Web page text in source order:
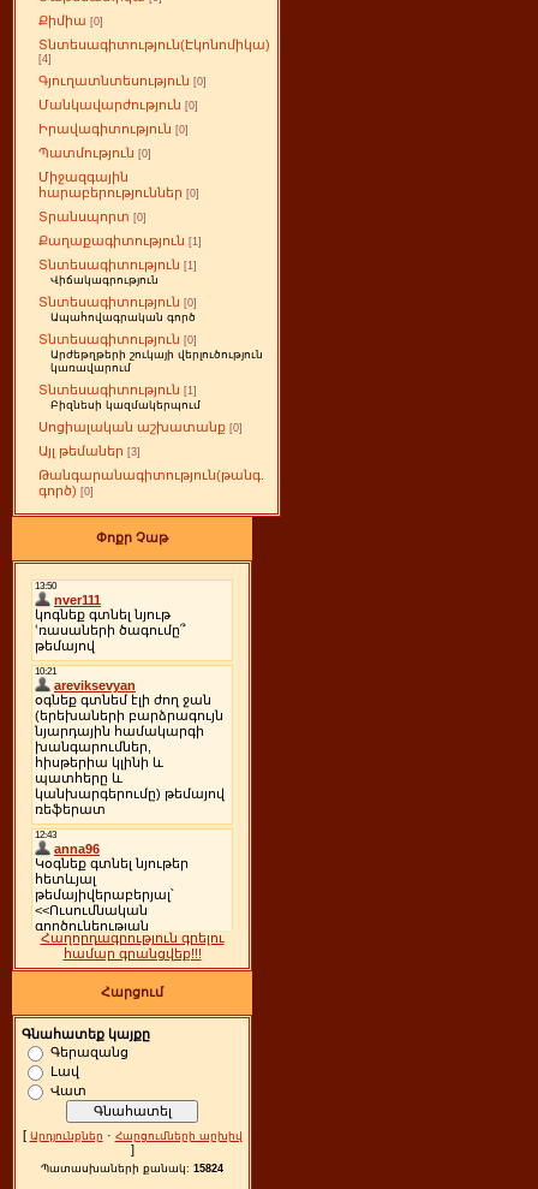
Քիմիա [0]
Տնտեսագիտություն(Էկոնոմիկա)
[4]
Գյուղատնտեսություն [0]
Մանկավարժություն [0]
Իրավագիտություն [0]
Պատմություն [0]
Միջազգային
հարաբերություններ [0]
Տրանսպորտ [0]
Քաղաքագիտություն [1]
Տնտեսագիտություն [1]
Վիճակագրություն
Տնտեսագիտություն [0]
Ապահովագրական գործ
Տնտեսագիտություն [0]
Արժեթղթերի շուկայի վերլուծություն
կառավարում
Տնտեսագիտություն [1]
Բիզնեսի կազմակերպում
Սոցիալական աշխատանք [0]
Այլ թեմաներ [3]
Թանգարանագիտություն(թանգ.
գործ) [0]
Փոքր Չաթ
Հաղորդագրություն գրելու
համար գրանցվեք!!!
Հարցում
Գնահատեք կայքը
Գերազանց
Լավ
Վատ
[ Արդյունքներ · Հարցումների արխիվ
]
Պատասխաների քանակ: 15824